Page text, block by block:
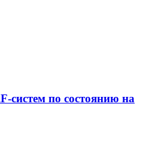
по состоянию на